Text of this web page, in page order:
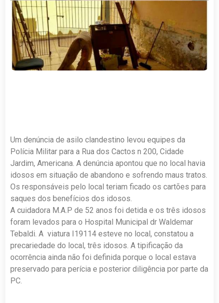
Um denúncia de asilo clandestino levou equipes da
Polícia Militar para a Rua dos Cactos n 200, Cidade
Jardim, Americana. A denúncia apontou que no local havia
idosos em situação de abandono e sofrendo maus tratos.
Os responsáveis pelo local teriam ficado os cartões para
saques dos benefícios dos idosos.
A cuidadora M.A.P de 52 anos foi detida e os três idosos
foram levados para o Hospital Municipal dr Waldemar
Tebaldi. A viatura I19114 esteve no local, constatou a
precariedade do local, três idosos. A tipificação da
ocorrência ainda não foi definida porque o local estava
preservado para perícia e posterior diligência por parte da
PC.